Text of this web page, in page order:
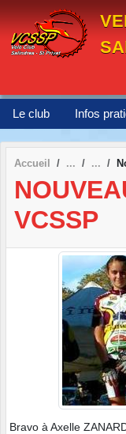
Le club Infos
Accueil
VCSSP
Bravo à Axelle
Panneau de gestion